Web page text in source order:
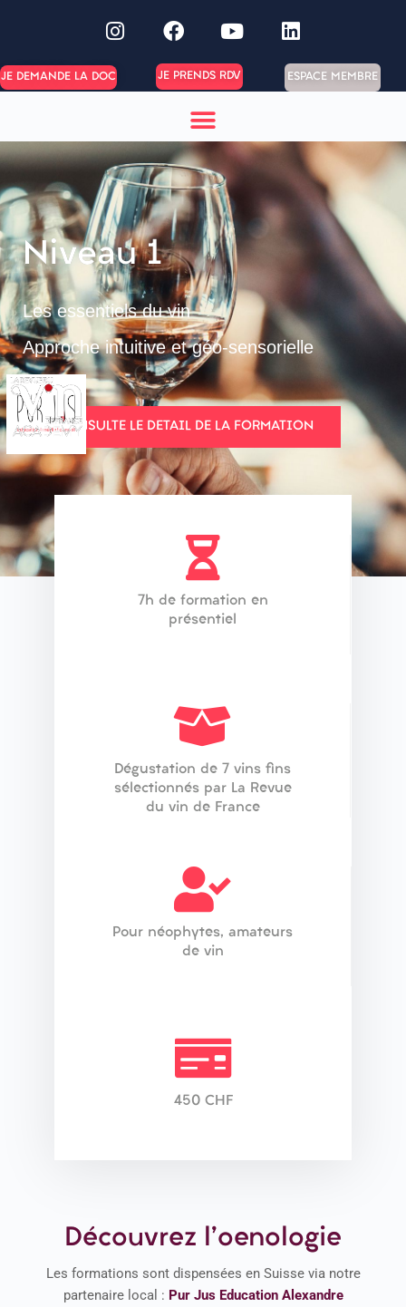
JE DEMANDE LA DOC JE PRENDS RDV ESPACE MEMBRE
Niveau 1
Les essentiels du vin
Approche intuitive et géo-sensorielle
JE CONSULTE LE DETAIL DE LA FORMATION
7h de formation en
présentiel
Dégustation de 7 vins fins
sélectionnés par La Revue
du vin de France
Pour néophytes, amateurs
de vin
450 CHF
Découvrez l'oenologie
Les formations sont dispensées en Suisse via notre
partenaire local : Pur Jus Education Alexandre